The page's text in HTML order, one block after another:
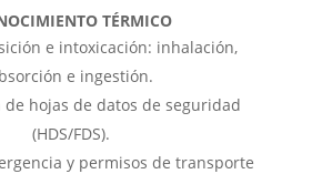
TÉRMICO
e intoxicación: inhalación,
e ingestión.
hojas de datos de seguridad
(HDS/FDS).
y permisos de transporte